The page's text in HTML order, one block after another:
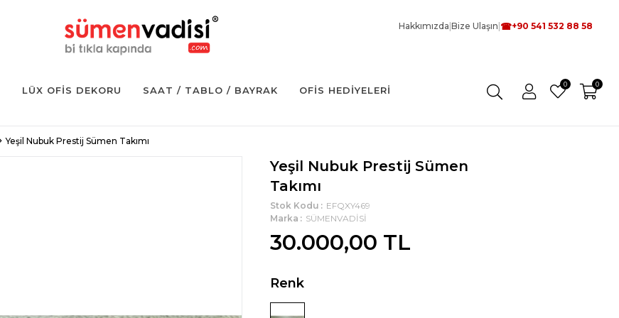
LÜX OFIS DEKORU SAAT / TABLO / BAYRAK OFIS HEDIYELERI
0 0
Yeşil Nubuk Prestij Sümen Takımı
Yeşil Nubuk Prestij Sümen
Takımı
Stok Kodu
EFQXY469
Marka
SÜMENVADİSİ
30.000,00 TL
Renk
Hakkımızda Bize Ulaşın ☎+90 541 532 88 58